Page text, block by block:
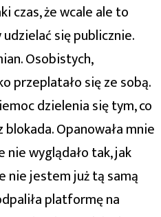
czas, że wcale ale to
się publicznie.
Osobistych,
przeplatało się ze sobą.
dzielenia się tym, co
Opanowała mnie
nie wyglądało tak, jak
nie jestem już tą samą
platformę na